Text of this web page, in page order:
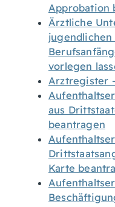
Approbation
Ärztliche
jugendlichen
vorlegen
Arztregister
aus
beantragen
Karte